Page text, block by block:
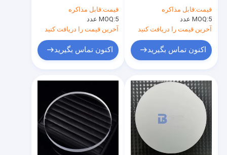
فرابنفش
قیمت:قابل مذاکره
MOQ:5 عدد
آخرین قیمت را دریافت کنید
اکنون تماس بگیرید
میلی متر
قیمت:قابل مذاکره
MOQ:5 عدد
آخرین قیمت را دریافت کنید
اکنون تماس بگیرید